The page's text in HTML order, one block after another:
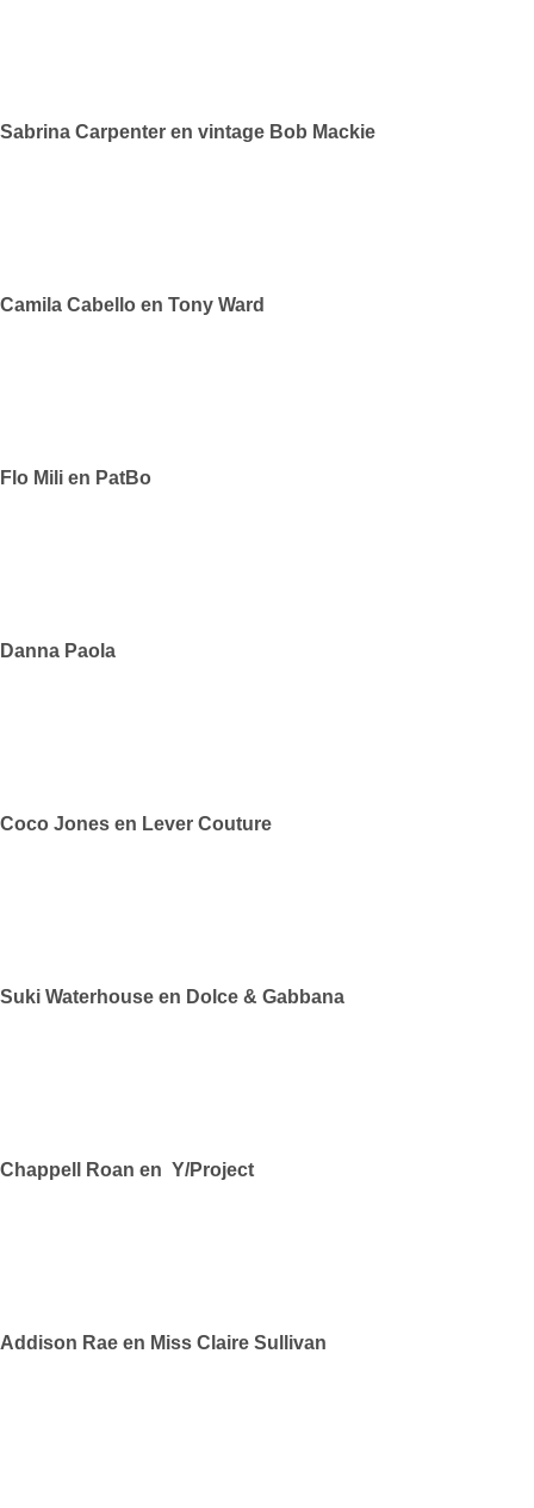
Sabrina Carpenter en vintage Bob Mackie
Camila Cabello en Tony Ward
Flo Mili en PatBo
Danna Paola
Coco Jones en Lever Couture
Suki Waterhouse en Dolce & Gabbana
Chappell Roan en Y/Project
Addison Rae en Miss Claire Sullivan